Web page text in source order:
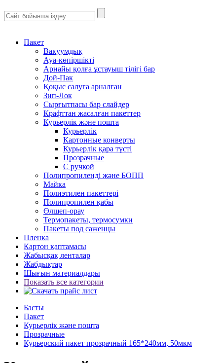
Пакет
Вакуумдық
Ауа-көпіршікті
Арнайы қолға ұстауыш тілігі бар
Дой-Пак
Қоқыс салуға арналған
Зип-Лок
Сырғытпасы бар слайдер
Крафттан жасалған пакеттер
Курьерлік және пошта
Курьерлік
Картонные конверты
Курьерлік қара түсті
Прозрачные
С ручкой
Полипропиленді және БОПП
Майка
Полиэтилен пакеттері
Полипропилен қабы
Өлшеп-орау
Термопакеты, термосумки
Пакеты под саженцы
Пленка
Картон қаптамасы
Жабысқақ ленталар
Жабдықтар
Шығын материалдары
Показать все категории
Басты
Пакет
Курьерлік және пошта
Прозрачные
Курьерский пакет прозрачный 165*240мм, 50мкм